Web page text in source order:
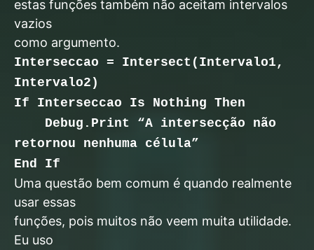
estas funções também não aceitam intervalos
vazios
como argumento.
Interseccao = Intersect(Intervalo1,
Intervalo2)
If Interseccao Is Nothing Then
Debug.Print “A intersecção não
retornou nenhuma célula”
End If
Uma questão bem comum é quando realmente
usar essas
funções, pois muitos não veem muita utilidade.
Eu uso